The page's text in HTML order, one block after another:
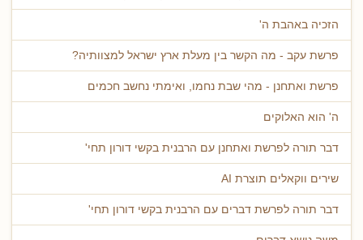
הזכיה באהבת ה'
פרשת עקב - מה הקשר בין מעלת ארץ ישראל למצוותיה?
פרשת ואתחנן - מהי שבת נחמו, ואימתי נחשב חכמים
ה' הוא האלוקים
דבר תורה לפרשת ואתחנן עם הרבנית בקשי דורון תחי'
שירים ווקאלים תוצרת AI
דבר תורה לפרשת דברים עם הרבנית בקשי דורון תחי'